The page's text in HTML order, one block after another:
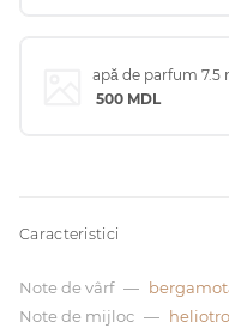
apă de parfum 7.5
500 MDL
Caracteristici
Note de vârf —
Note de mijloc —